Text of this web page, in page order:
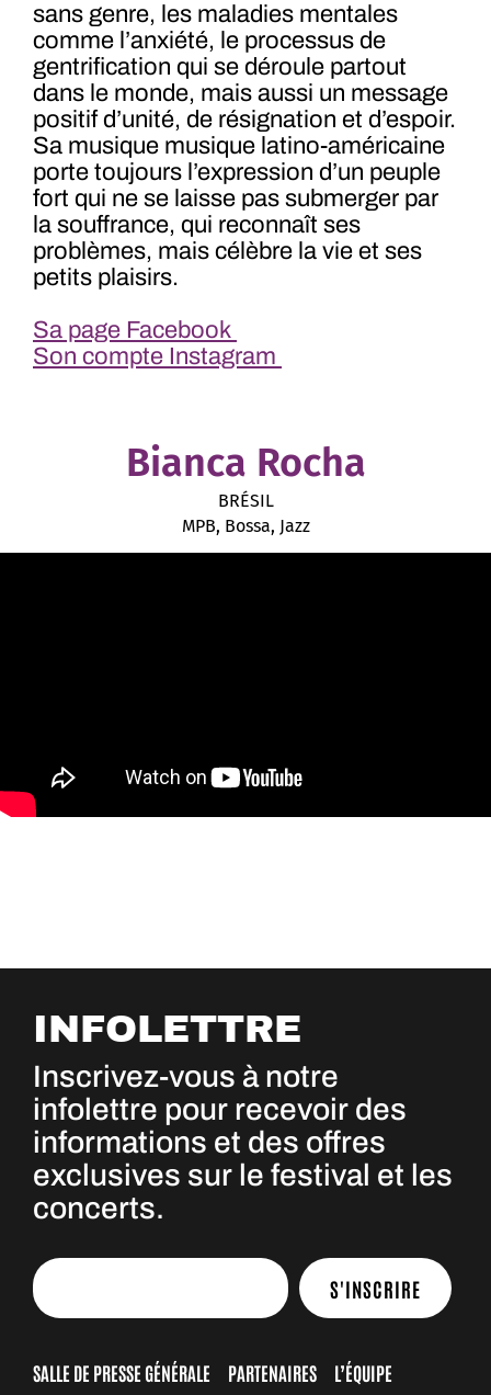
sans genre, les maladies mentales
comme l’anxiété, le processus de
gentrification qui se déroule partout
dans le monde, mais aussi un message
positif d’unité, de résignation et d’espoir.
Sa musique musique latino-américaine
porte toujours l’expression d’un peuple
fort qui ne se laisse pas submerger par
la souffrance, qui reconnaît ses
problèmes, mais célèbre la vie et ses
petits plaisirs.
Sa page Facebook
Son compte Instagram
Bianca Rocha
BRÉSIL
MPB, Bossa, Jazz
INFOLETTRE
Inscrivez-vous à notre
infolettre pour recevoir des
informations et des offres
exclusives sur le festival et les
concerts.
S'INSCRIRE
SALLE DE PRESSE GÉNÉRALE PARTENAIRES L’ÉQUIPE